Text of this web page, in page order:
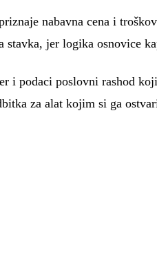
nabavna cena i
jer logika osnovice
i podaci poslovni rashod
za alat kojim si ga